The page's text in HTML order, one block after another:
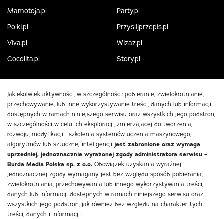
Mamotoja.pl
Party.pl
Polki.pl
Przyslijprzepis.pl
Viva.pl
Wizaz.pl
Cocolita.pl
Story.pl
Jakiekolwiek aktywności, w szczególności: pobieranie, zwielokrotnianie,
przechowywanie, lub inne wykorzystywanie treści, danych lub informacji
dostępnych w ramach niniejszego serwisu oraz wszystkich jego podstron,
w szczególności w celu ich eksploracji, zmierzającej do tworzenia,
rozwoju, modyfikacji i szkolenia systemów uczenia maszynowego,
algorytmów lub sztucznej inteligencji jest zabronione oraz wymaga
uprzedniej, jednoznacznie wyrażonej zgody administratora serwisu –
Burda Media Polska sp. z o.o. Obowiązek uzyskania wyraźnej i
jednoznacznej zgody wymagany jest bez względu sposób pobierania,
zwielokrotniania, przechowywania lub innego wykorzystywania treści,
danych lub informacji dostępnych w ramach niniejszego serwisu oraz
wszystkich jego podstron, jak również bez względu na charakter tych
treści, danych i informacji.